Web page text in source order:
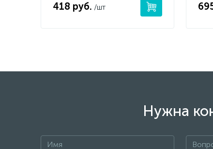
418 руб. /шт
Нужна